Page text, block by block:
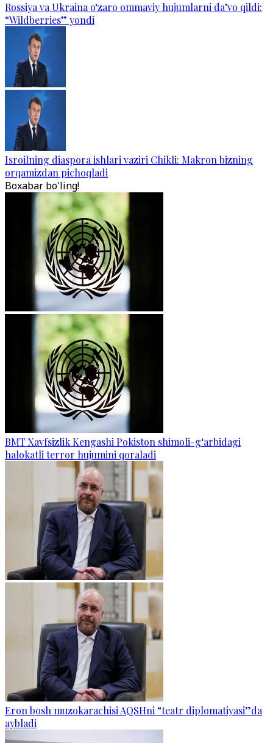
Rossiya va Ukraina o‘zaro ommaviy hujumlarni da’vo qildi:
“Wildberries” yondi
Isroilning diaspora ishlari vaziri Chikli: Makron bizning
orqamizdan pichoqladi
Boxabar bo'ling!
BMT Xavfsizlik Kengashi Pokiston shimoli-g‘arbidagi
halokatli terror hujumini qoraladi
Eron bosh muzokarachisi AQSHni “teatr diplomatiyasi”da
aybladi